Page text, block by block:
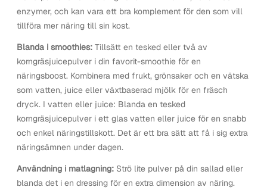
enzymer, och kan vara ett bra komplement för den som vill
tillföra mer näring till sin kost.
Blanda i smoothies: Tillsätt en tesked eller två av
korngräsjuicepulver i din favorit-smoothie för en
näringsboost. Kombinera med frukt, grönsaker och en vätska
som vatten, juice eller växtbaserad mjölk för en fräsch
dryck. I vatten eller juice: Blanda en tesked
korngräsjuicepulver i ett glas vatten eller juice för en snabb
och enkel näringstillskott. Det är ett bra sätt att få i sig extra
näringsämnen under dagen.
Användning i matlagning: Strö lite pulver på din sallad eller
blanda det i en dressing för en extra dimension av näring.